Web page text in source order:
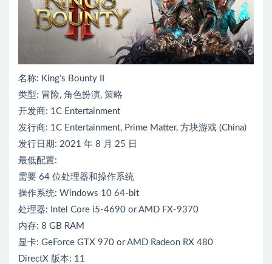
名称: King’s Bounty II
类型: 冒险, 角色扮演, 策略
开发商: 1C Entertainment
发行商: 1C Entertainment, Prime Matter, 方块游戏 (China)
发行日期: 2021 年 8 月 25 日
最低配置:
需要 64 位处理器和操作系统
操作系统: Windows 10 64-bit
处理器: Intel Core i5-4690 or AMD FX-9370
内存: 8 GB RAM
显卡: GeForce GTX 970 or AMD Radeon RX 480
DirectX 版本: 11